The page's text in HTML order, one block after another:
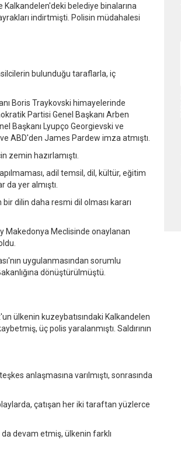
Kalkandelen'deki belediye binalarına
indirtmişti. Polisin müdahalesi
bulunduğu taraflarla, iç
Boris Traykovski himayelerinde
Partisi Genel Başkanı Arben
Başkanı Lyupço Georgievski ve
ABD'den James Pardew imza atmıştı.
zemin hazırlamıştı.
adil temsil, dil, kültür, eğitim
yer almıştı.
dilin daha resmi dil olması kararı
Makedonya Meclisinde onaylanan
uygulanmasından sorumlu
dönüştürülmüştü.
ülkenin kuzeybatısındaki Kalkandelen
üç polis yaralanmıştı. Saldırının
anlaşmasına varılmıştı, sonrasında
çatışan her iki taraftan yüzlerce
da devam etmiş, ülkenin farklı